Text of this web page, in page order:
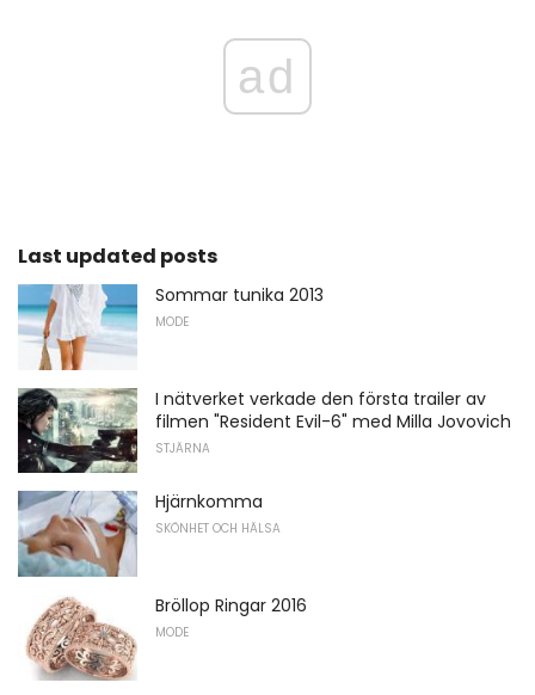
ad
Last updated posts
Sommar tunika 2013
MODE
I nätverket verkade den första trailer av
filmen "Resident Evil-6" med Milla Jovovich
STJÄRNA
Hjärnkomma
SKÖNHET OCH HÄLSA
Bröllop Ringar 2016
MODE